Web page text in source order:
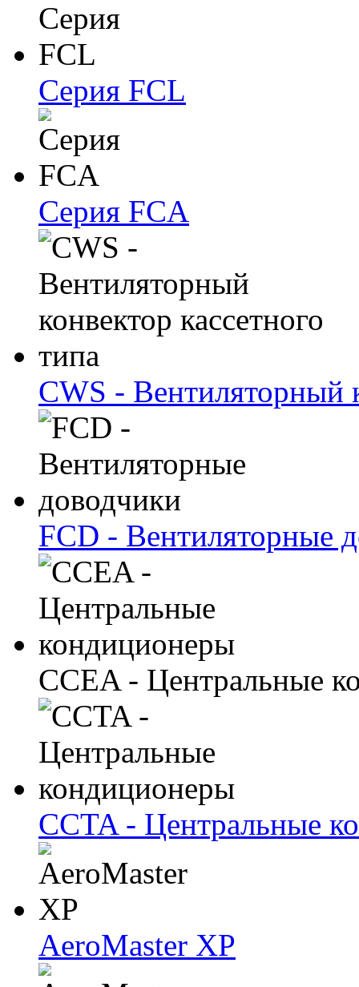
Серия FCL
Серия FCA
CWS - Вентиляторный
FCD - Вентиляторные
CCEA - Центральные
CCTA - Центральные
AeroMaster XP